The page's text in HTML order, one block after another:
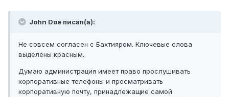
John Doe писал(а):
Не совсем согласен с Бахтияром. Ключевые слова
выделены красным.
Думаю администрация имеет право прослушивать
корпоративные телефоны и просматривать
корпоративную почту, принадлежащие самой